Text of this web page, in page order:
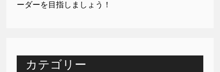
ーダーを目指しましょう！
カテゴリー